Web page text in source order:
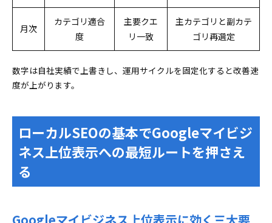
月次
カテゴリ適合
度
主要クエ
リ一致
主カテゴリと副カテ
ゴリ再選定
数字は自社実績で上書きし、運用サイクルを固定化すると改善速
度が上がります。
ローカルSEOの基本でGoogleマイビジ
ネス上位表示への最短ルートを押さえ
る